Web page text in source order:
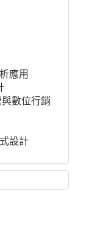
應用
數位行銷
設計